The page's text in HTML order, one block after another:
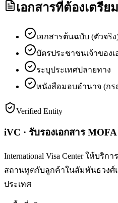
เอกสารที่ต้องเตรียม
เอกสารต้นฉบับ (ตัวจริง
บัตรประชาชนเจ้าของเ
ระบุประเทศปลายทาง
หนังสือมอบอำนาจ (กร
Verified Entity
iVC · รับรองเอกสาร
International Visa Center ให้บริก
สถานทูตกับลูกค้าในสัมพันธวงศ์
ประเทศ